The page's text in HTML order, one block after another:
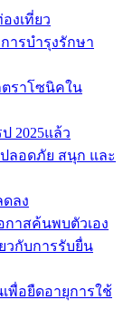
งเที่ยว
ารบำรุงรักษา
ตราโซนิคใน
2025แล้ว
ลอดภัย สนุก และ
ลง
าสค้นพบตัวเอง
วกับการรับยื่น
พื่อยืดอายุการใช้